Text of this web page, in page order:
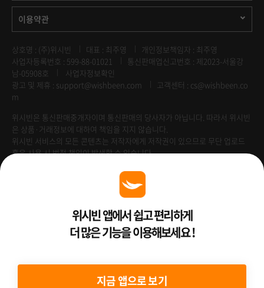
이용약관
상호명 : (주)위시빈 대표 : 최주영
개인정보책임자 : 최주영
사업자등록번호 : 599-88-01021
통신판매업신고번호 : 제2023-서울강
남-05908호
사업자정보확인
광고 및 제휴 : support@wishbeen.com
고객센터 : cs@wishbeen.co
m
위시빈은 통신판매중개자이며 통신판매의 당사자가 아닙니다. 따라서 위시빈
은 상품·거래정보에 대하여 책임을 지지 않습니다.
위시빈 서비스의 모든 콘텐츠는 저작자에게 저작권이 있으므로 무단 업로드
혹은 사용 시 법적 책임이 발생할 수 있습니다.
Venture Enterprise위시빈 앱에서 쉽고 편리하게
더 많은 기능을 이용해보세요 !
지금 앱으로 보기